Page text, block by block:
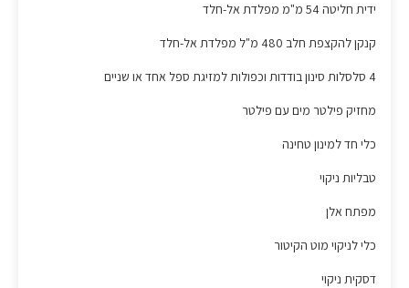
ידית חליטה 54 מ"מ מפלדת אל-חלד
קנקן להקצפת חלב 480 מ"ל מפלדת אל-חלד
מחזיק פילטר מים עם פילטר
כלי חד למינון טחינה
טבליות ניקוי
מפתח אלן
כלי לניקוי מוט הקיטור
דסקית ניקוי